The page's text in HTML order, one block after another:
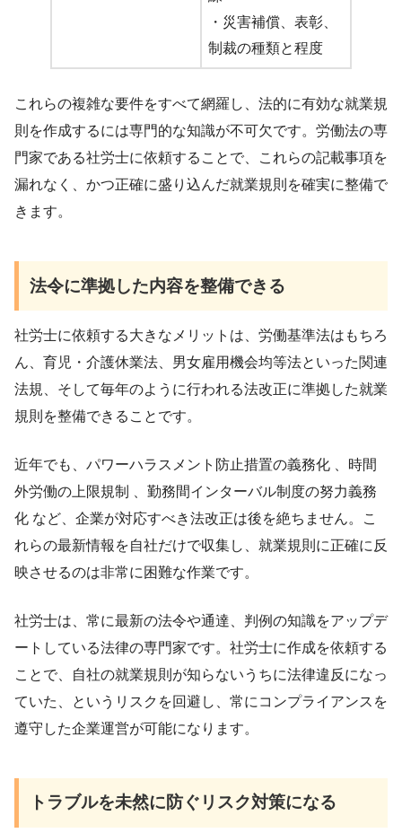
・災害補償、表彰、
制裁の種類と程度
これらの複雑な要件をすべて網羅し、法的に有効な就業規
則を作成するには専門的な知識が不可欠です。労働法の専
門家である社労士に依頼することで、これらの記載事項を
漏れなく、かつ正確に盛り込んだ就業規則を確実に整備で
きます。
法令に準拠した内容を整備できる
社労士に依頼する大きなメリットは、労働基準法はもちろ
ん、育児・介護休業法、男女雇用機会均等法といった関連
法規、そして毎年のように行われる法改正に準拠した就業
規則を整備できることです。
近年でも、パワーハラスメント防止措置の義務化 、時間
外労働の上限規制 、勤務間インターバル制度の努力義務
化 など、企業が対応すべき法改正は後を絶ちません。こ
れらの最新情報を自社だけで収集し、就業規則に正確に反
映させるのは非常に困難な作業です。
社労士は、常に最新の法令や通達、判例の知識をアップデ
ートしている法律の専門家です。社労士に作成を依頼する
ことで、自社の就業規則が知らないうちに法律違反になっ
ていた、というリスクを回避し、常にコンプライアンスを
遵守した企業運営が可能になります。
トラブルを未然に防ぐリスク対策になる